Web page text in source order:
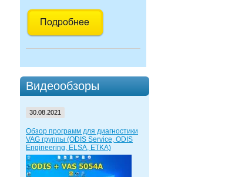
Видеообзоры
30.08.2021
Обзор программ для диагностики
VAG группы (ODIS Service, ODIS
Engineering, ELSA, ETKA)